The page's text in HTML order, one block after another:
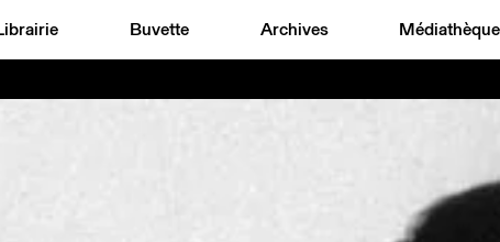
Buvette Archives Médiathèque